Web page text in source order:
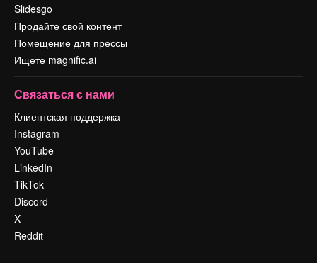
Slidesgo
Продайте свой контент
Помещение для прессы
Ищете magnific.ai
Связаться с нами
Клиентская поддержка
Instagram
YouTube
LinkedIn
TikTok
Discord
X
Reddit